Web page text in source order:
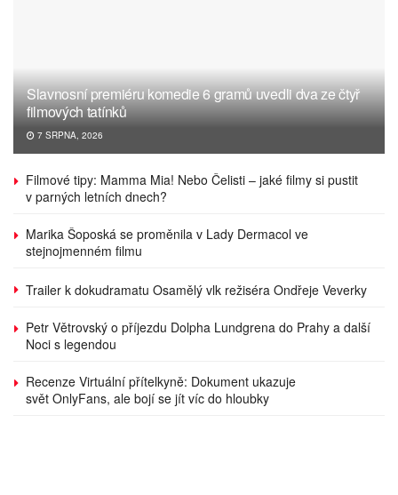
Slavnosní premiéru komedie 6 gramů uvedli dva ze čtyř
filmových tatínků
7 SRPNA, 2026
Filmové tipy: Mamma Mia! Nebo Čelisti – jaké filmy si pustit
v parných letních dnech?
Marika Šoposká se proměnila v Lady Dermacol ve
stejnojmenném filmu
Trailer k dokudramatu Osamělý vlk režiséra Ondřeje Veverky
Petr Větrovský o příjezdu Dolpha Lundgrena do Prahy a další
Noci s legendou
Recenze Virtuální přítelkyně: Dokument ukazuje
svět OnlyFans, ale bojí se jít víc do hloubky